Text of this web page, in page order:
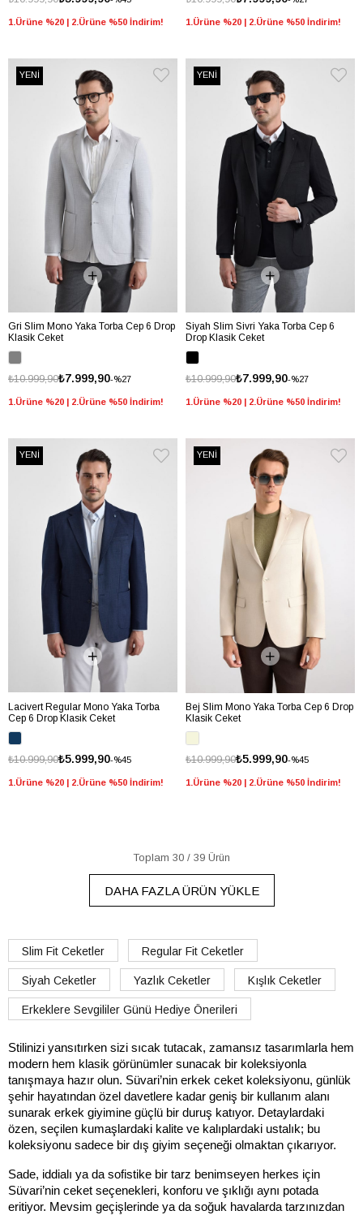
1.Ürüne %20 | 2.Ürüne %50 İndirim! 1.Ürüne %20 | 2.Ürüne %50 İndirim!
Gri Slim Mono Yaka Torba Cep 6 Drop
Klasik Ceket
%27
₺7.999,90
₺10.999,90
1.Ürüne %20 | 2.Ürüne %50 İndirim!
YENİ
Siyah Slim Sivri Yaka Torba Cep 6
Drop Klasik Ceket
%27
₺7.999,90
₺10.999,90
1.Ürüne %20 | 2.Ürüne %50 İndirim!
YENİ
Lacivert Regular Mono Yaka Torba
Cep 6 Drop Klasik Ceket
%45
₺5.999,90
₺10.999,90
1.Ürüne %20 | 2.Ürüne %50 İndirim!
YENİ
Bej Slim Mono Yaka Torba Cep 6 Drop
Klasik Ceket
%45
₺5.999,90
₺10.999,90
1.Ürüne %20 | 2.Ürüne %50 İndirim!
YENİ
Toplam 30 / 39 Ürün
DAHA FAZLA ÜRÜN YÜKLE
Slim Fit Ceketler Regular Fit Ceketler
Siyah Ceketler Yazlık Ceketler Kışlık Ceketler
Erkeklere Sevgililer Günü Hediye Önerileri
Stilinizi yansıtırken sizi sıcak tutacak, zamansız tasarımlarla hem
modern hem klasik görünümler sunacak bir koleksiyonla
tanışmaya hazır olun. Süvari’nin erkek ceket koleksiyonu, günlük
şehir hayatından özel davetlere kadar geniş bir kullanım alanı
sunarak erkek giyimine güçlü bir duruş katıyor. Detaylardaki
özen, seçilen kumaşlardaki kalite ve kalıplardaki ustalık; bu
koleksiyonu sadece bir dış giyim seçeneği olmaktan çıkarıyor.
Sade, iddialı ya da sofistike bir tarz benimseyen herkes için
Süvari’nin ceket seçenekleri, konforu ve şıklığı aynı potada
eritiyor. Mevsim geçişlerinde ya da soğuk havalarda tarzınızdan